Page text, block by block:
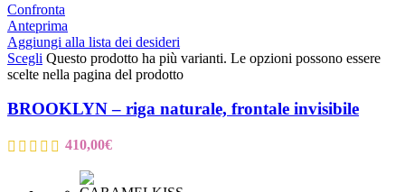
Confronta
Anteprima
Aggiungi alla lista dei desideri
Scegli Questo prodotto ha più varianti. Le opzioni possono essere
scelte nella pagina del prodotto
BROOKLYN – riga naturale, frontale invisibile
410,00€